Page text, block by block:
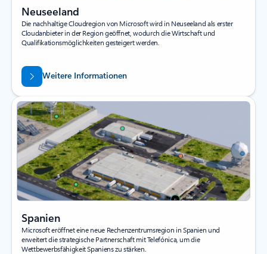
Neuseeland
Die nachhaltige Cloudregion von Microsoft wird in Neuseeland als erster
Cloudanbieter in der Region geöffnet, wodurch die Wirtschaft und
Qualifikationsmöglichkeiten gesteigert werden.
Weitere Informationen
Spanien
Microsoft eröffnet eine neue Rechenzentrumsregion in Spanien und
erweitert die strategische Partnerschaft mit Telefónica, um die
Wettbewerbsfähigkeit Spaniens zu stärken.